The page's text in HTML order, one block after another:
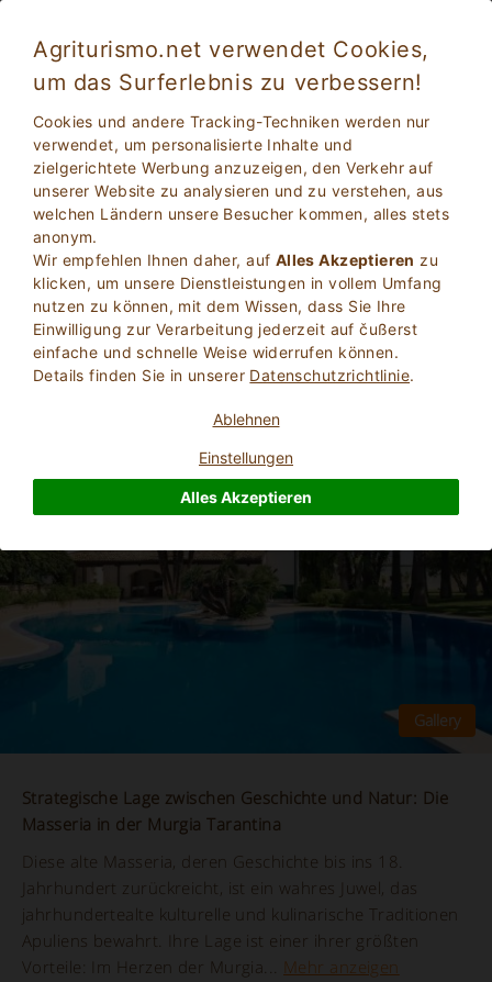
Agriturismo.net verwendet Cookies,
um das Surferlebnis zu verbessern!
Cookies und andere Tracking-Techniken werden nur
verwendet, um personalisierte Inhalte und
zielgerichtete Werbung anzuzeigen, den Verkehr auf
unserer Website zu analysieren und zu verstehen, aus
welchen Ländern unsere Besucher kommen, alles stets
anonym.
Wir empfehlen Ihnen daher, auf Alles Akzeptieren zu
klicken, um unsere Dienstleistungen in vollem Umfang
nutzen zu können, mit dem Wissen, dass Sie Ihre
Einwilligung zur Verarbeitung jederzeit auf čußerst
einfache und schnelle Weise widerrufen können.
Details finden Sie in unserer Datenschutzrichtlinie.
Ablehnen
Einstellungen
Alles Akzeptieren
Massafra 517
Frühstückspension
Taranto, Massafra(Karte) 10Betten
FRAGEN BESITZER BUCHEN SIE
Exzellent
9.2
Weitere Informationen
Strategische Lage zwischen Geschichte und Natur: Die
Masseria in der Murgia Tarantina
Diese alte Masseria, deren Geschichte bis ins 18.
Jahrhundert zurückreicht, ist ein wahres Juwel, das
jahrhundertealte kulturelle und kulinarische Traditionen
Apuliens bewahrt. Ihre Lage ist einer ihrer größten
Vorteile: Im Herzen der Murgia... Mehr anzeigen